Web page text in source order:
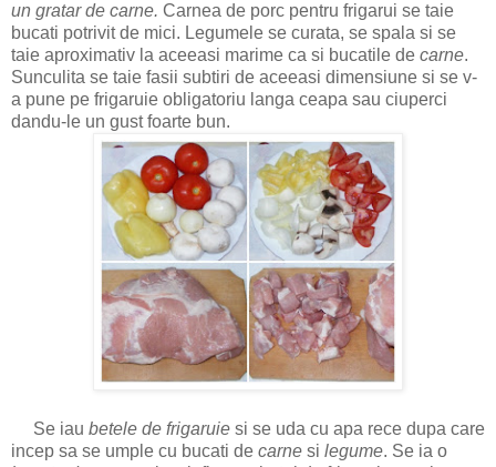
un gratar de carne. Carnea de porc pentru frigarui se taie
bucati potrivit de mici. Legumele se curata, se spala si se
taie aproximativ la aceeasi marime ca si bucatile de carne.
Sunculita se taie fasii subtiri de aceeasi dimensiune si se v-
a pune pe frigaruie obligatoriu langa ceapa sau ciuperci
dandu-le un gust foarte bun.
Se iau betele de frigaruie si se uda cu apa rece dupa care
incep sa se umple cu bucati de carne si legume. Se ia o